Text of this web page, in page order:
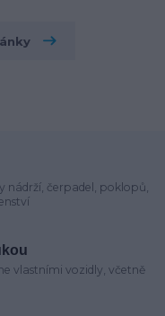
nádrží, čerpadel, poklopů,
vlastními vozidly, včetně